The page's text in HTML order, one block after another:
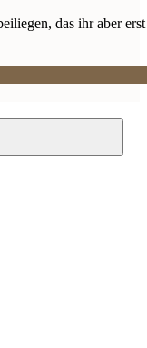
das ihr aber